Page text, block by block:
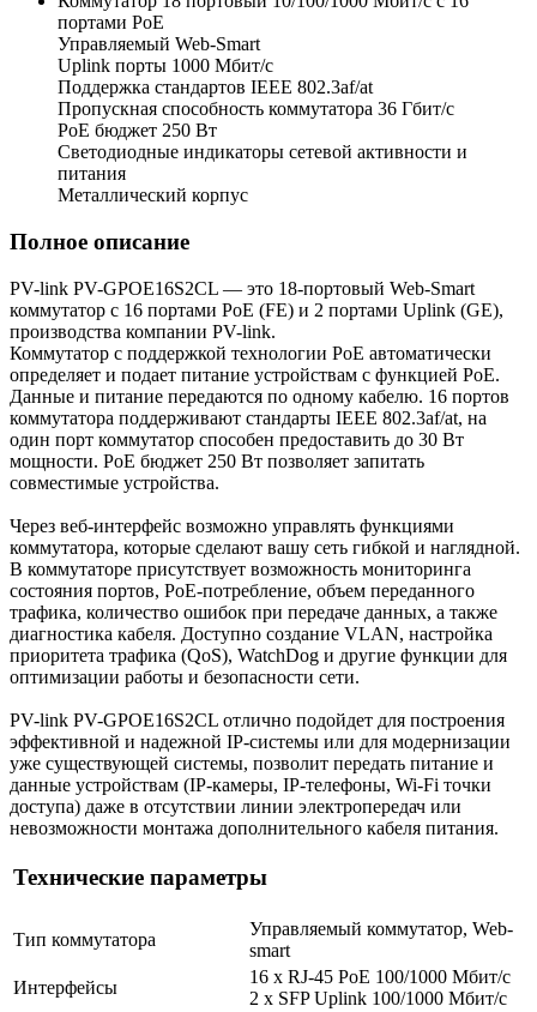
портами РоЕ
Управляемый Web-Smart
Uplink порты 1000 Мбит/с
Поддержка стандартов IEEE 802.3af/at
Пропускная способность коммутатора 36 Гбит/с
PoE бюджет 250 Вт
Светодиодные индикаторы сетевой активности и
питания
Металлический корпус
Полное описание
PV-link PV-GPOE16S2CL — это 18-портовый Web-Smart
коммутатор с 16 портами PoE (FE) и 2 портами Uplink (GE),
производства компании PV-link.
Коммутатор с поддержкой технологии PoE автоматически
определяет и подает питание устройствам с функцией РоЕ.
Данные и питание передаются по одному кабелю. 16 портов
коммутатора поддерживают стандарты IEEE 802.3af/at, на
один порт коммутатор способен предоставить до 30 Вт
мощности. PoE бюджет 250 Вт позволяет запитать
совместимые устройства.
Через веб-интерфейс возможно управлять функциями
коммутатора, которые сделают вашу сеть гибкой и наглядной.
В коммутаторе присутствует возможность мониторинга
состояния портов, PoE-потребление, объем переданного
трафика, количество ошибок при передаче данных, а также
диагностика кабеля. Доступно создание VLAN, настройка
приоритета трафика (QoS), WatchDog и другие функции для
оптимизации работы и безопасности сети.
PV-link PV-GPOE16S2CL отлично подойдет для построения
эффективной и надежной IP-системы или для модернизации
уже существующей системы, позволит передать питание и
данные устройствам (IP-камеры, IP-телефоны, Wi-Fi точки
доступа) даже в отсутствии линии электропередач или
невозможности монтажа дополнительного кабеля питания.
Технические параметры
Тип коммутатора
Управляемый коммутатор, Web-
smart
Интерфейсы
16 x RJ-45 PoE 100/1000 Мбит/с
2 x SFP Uplink 100/1000 Мбит/с